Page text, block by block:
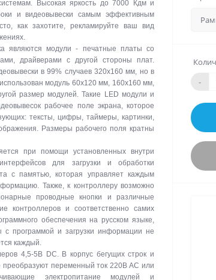
Высокая яркость до 7000 Кдм и
и видеовывески самым эффективным
как захотите, рекламируйте ваш вид
являются модули - печатные платы со
драйверами с другой стороны плат.
в 99% случаев 320х160 мм, но в
модуль 60х120 мм, 160х160 мм,
размер модулей. Такие LED модули и
рабочее поле экрана, которое
тексты, цифры, таймеры, картинки,
Размеры рабочего поля кратны
при помощи установленных внутри
для загрузки и обработки
с памятью, которая управляет каждым
Также, к контроллеру возможно
проводные кнопки и различные
контроллеров и соответственно самих
обеспечения на русском языке,
с программой и загрузки информации не
каждый.
4,5-5В DC. В корпус бегущих строк и
преобразуют переменный ток 220В АС или
электропитание модулей и
-